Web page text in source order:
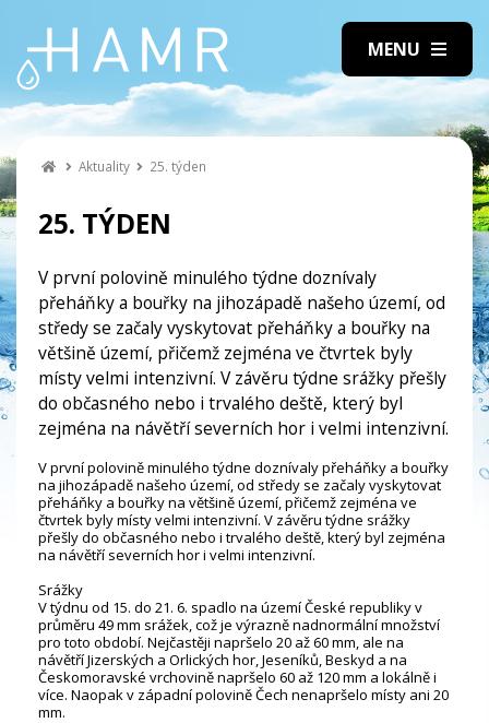
Aktuality 25. týden
25. TÝDEN
V první polovině minulého týdne doznívaly
přeháňky a bouřky na jihozápadě našeho území, od
středy se začaly vyskytovat přeháňky a bouřky na
většině území, přičemž zejména ve čtvrtek byly
místy velmi intenzivní. V závěru týdne srážky přešly
do občasného nebo i trvalého deště, který byl
zejména na návětří severních hor i velmi intenzivní.
V první polovině minulého týdne doznívaly přeháňky a bouřky
na jihozápadě našeho území, od středy se začaly vyskytovat
přeháňky a bouřky na většině území, přičemž zejména ve
čtvrtek byly místy velmi intenzivní. V závěru týdne srážky
přešly do občasného nebo i trvalého deště, který byl zejména
na návětří severních hor i velmi intenzivní.
Srážky
V týdnu od 15. do 21. 6. spadlo na území České republiky v
průměru 49 mm srážek, což je výrazně nadnormální množství
pro toto období. Nejčastěji napršelo 20 až 60 mm, ale na
návětří Jizerských a Orlických hor, Jeseníků, Beskyd a na
Českomoravské vrchovině napršelo 60 až 120 mm a lokálně i
více. Naopak v západní polovině Čech nenapršelo místy ani 20
mm.